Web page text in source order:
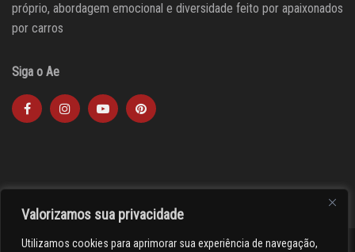
Valorizamos sua privacidade
Utilizamos cookies para aprimorar sua experiência de navegação,
próprio, abordagem emocional e diversidade feito por apaixonados
por carros
Siga o Ae